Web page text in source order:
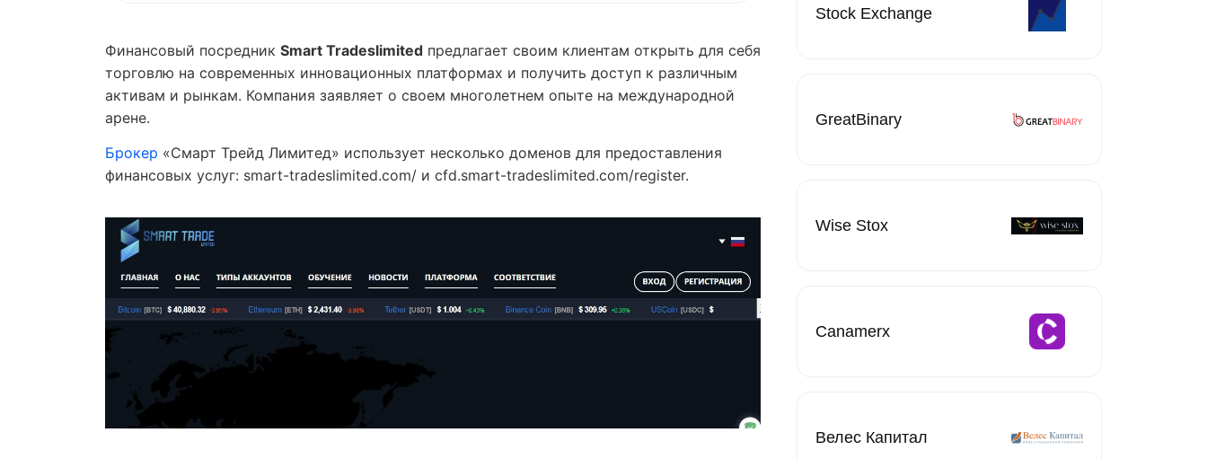
Финансовый посредник Smart Tradeslimited предлагает своим клиентам открыть для себя
торговлю на современных инновационных платформах и получить доступ к различным
активам и рынкам. Компания заявляет о своем многолетнем опыте на международной
арене.
Брокер «Смарт Трейд Лимитед» использует несколько доменов для предоставления
финансовых услуг: smart-tradeslimited.com/ и cfd.smart-tradeslimited.com/register.
Stock Exchange
GreatBinary
Wise Stox
Canamerx
Велес Капитал